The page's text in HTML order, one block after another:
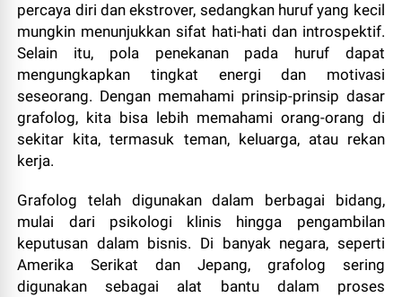
percaya diri dan ekstrover, sedangkan huruf yang kecil
mungkin menunjukkan sifat hati-hati dan introspektif.
Selain itu, pola penekanan pada huruf dapat
mengungkapkan tingkat energi dan motivasi
seseorang. Dengan memahami prinsip-prinsip dasar
grafolog, kita bisa lebih memahami orang-orang di
sekitar kita, termasuk teman, keluarga, atau rekan
kerja.
Grafolog telah digunakan dalam berbagai bidang,
mulai dari psikologi klinis hingga pengambilan
keputusan dalam bisnis. Di banyak negara, seperti
Amerika Serikat dan Jepang, grafolog sering
digunakan sebagai alat bantu dalam proses